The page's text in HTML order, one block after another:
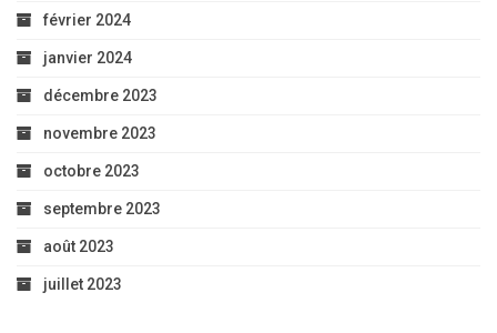
février 2024
janvier 2024
décembre 2023
novembre 2023
octobre 2023
septembre 2023
août 2023
juillet 2023